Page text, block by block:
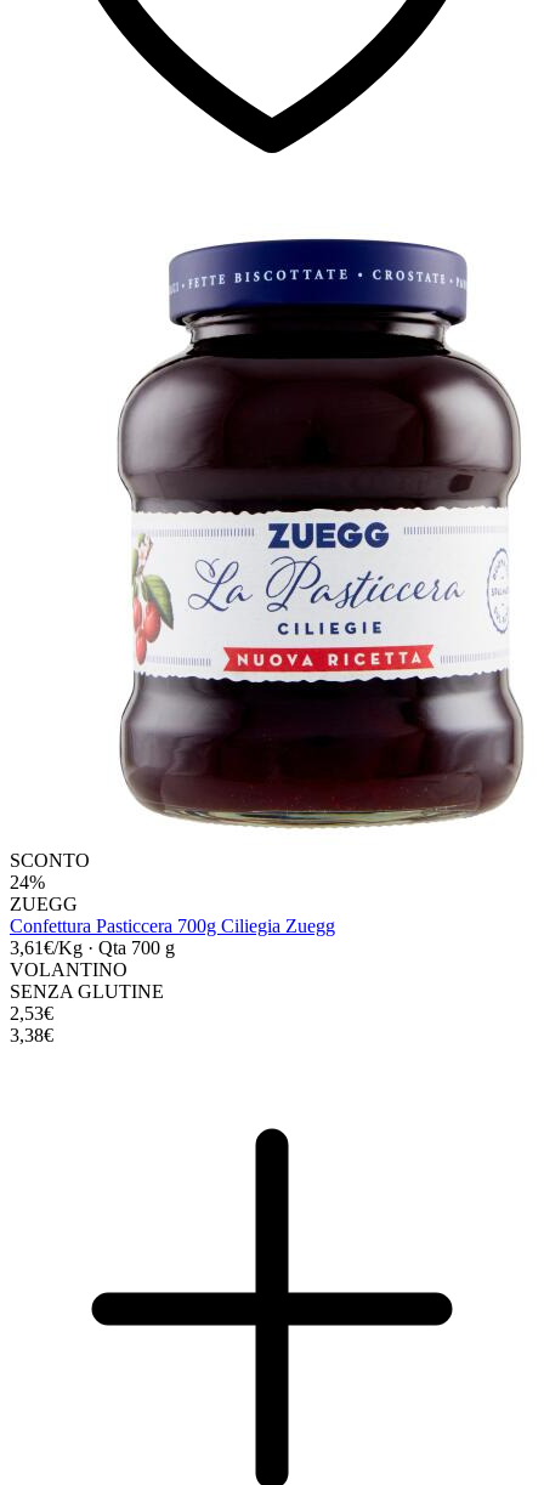
SCONTO
24%
ZUEGG
Confettura Pasticcera 700g Ciliegia Zuegg
3,61€/Kg · Qta 700 g
VOLANTINO
SENZA GLUTINE
2,53€
3,38€